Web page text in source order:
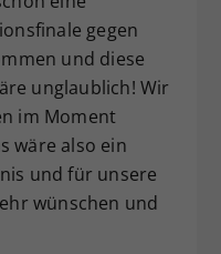
gegen
und diese
unglaublich! Wir
im Moment
wäre also ein
und für unsere
wünschen und